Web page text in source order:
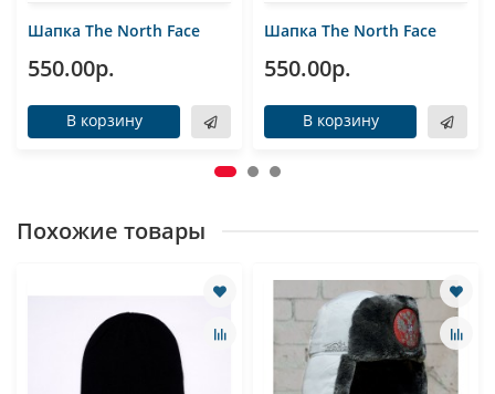
Шапка The North Face
550.00р.
В корзину
Шапка The North Face
550.00р.
В корзину
Похожие товары